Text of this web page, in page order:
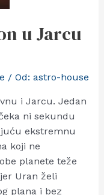
u Jarcu
/ Od: astro-house
i Jarcu. Jedan
ni sekundu
ekstremnu
koji ne
planete teže
Uran želi
plana i bez